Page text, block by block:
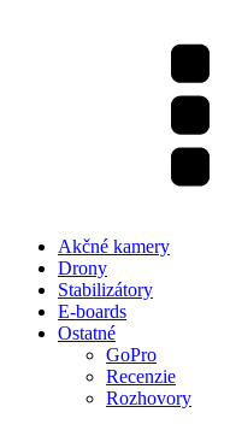
Akčné kamery
Drony
Stabilizátory
E-boards
Ostatné
GoPro
Recenzie
Rozhovory